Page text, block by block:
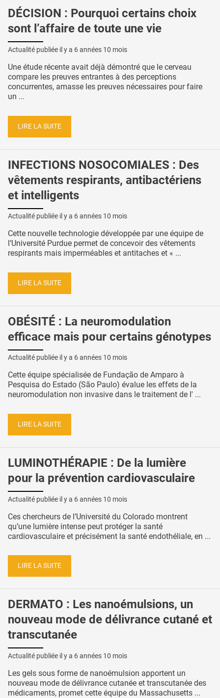
DÉCISION : Pourquoi certains choix
sont l’affaire de toute une vie
Actualité publiée il y a 6 années 10 mois
Une étude récente avait déjà démontré que le cerveau
compare les preuves entrantes à des perceptions
concurrentes, amasse les preuves nécessaires pour faire
un ...
LIRE LA SUITE
INFECTIONS NOSOCOMIALES : Des
vêtements respirants, antibactériens
et intelligents
Actualité publiée il y a 6 années 10 mois
Cette nouvelle technologie développée par une équipe de
l’Université Purdue permet de concevoir des vêtements
respirants mais imperméables et antitaches et « ...
LIRE LA SUITE
OBÉSITÉ : La neuromodulation
efficace mais pour certains génotypes
Actualité publiée il y a 6 années 10 mois
Cette équipe spécialisée de Fundação de Amparo à
Pesquisa do Estado (São Paulo) évalue les effets de la
neuromodulation non invasive dans le traitement de l' ...
LIRE LA SUITE
LUMINOTHÉRAPIE : De la lumière
pour la prévention cardiovasculaire
Actualité publiée il y a 6 années 10 mois
Ces chercheurs de l’Université du Colorado montrent
qu’une lumière intense peut protéger la santé
cardiovasculaire et précisément la santé endothéliale, en ...
LIRE LA SUITE
DERMATO : Les nanoémulsions, un
nouveau mode de délivrance cutané et
transcutanée
Actualité publiée il y a 6 années 10 mois
Les gels sous forme de nanoémulsion apportent un
nouveau mode de délivrance cutanée et transcutanée des
médicaments, promet cette équipe du Massachusetts ...